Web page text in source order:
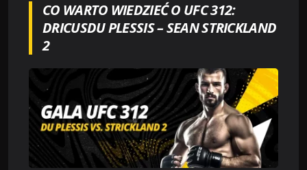
CO WARTO WIEDZIEĆ O UFC 312:
DRICUSDU PLESSIS – SEAN STRICKLAND
2